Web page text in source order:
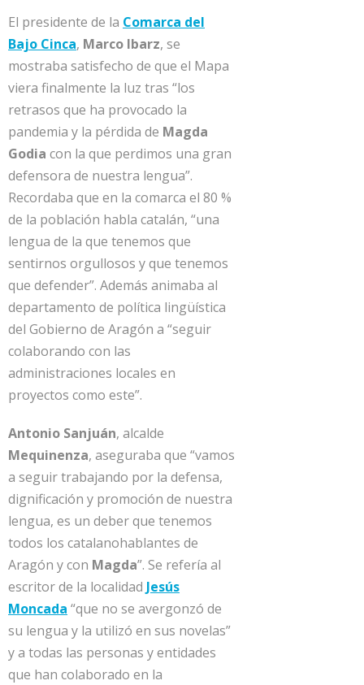
El presidente de la Comarca del
Bajo Cinca, Marco Ibarz, se
mostraba satisfecho de que el Mapa
viera finalmente la luz tras “los
retrasos que ha provocado la
pandemia y la pérdida de Magda
Godia con la que perdimos una gran
defensora de nuestra lengua”.
Recordaba que en la comarca el 80 %
de la población habla catalán, “una
lengua de la que tenemos que
sentirnos orgullosos y que tenemos
que defender”. Además animaba al
departamento de política lingüística
del Gobierno de Aragón a “seguir
colaborando con las
administraciones locales en
proyectos como este”.
Antonio Sanjuán, alcalde
Mequinenza, aseguraba que “vamos
a seguir trabajando por la defensa,
dignificación y promoción de nuestra
lengua, es un deber que tenemos
todos los catalanohablantes de
Aragón y con Magda”. Se refería al
escritor de la localidad Jesús
Moncada “que no se avergonzó de
su lengua y la utilizó en sus novelas”
y a todas las personas y entidades
que han colaborado en la